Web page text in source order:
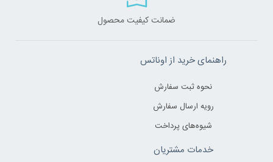
ضمانت کیفیت محصول
راهنمای خرید از اوناتس
نحوه ثبت سفارش
رویه ارسال سفارش
شیوه‌های پرداخت
خدمات مشتریان